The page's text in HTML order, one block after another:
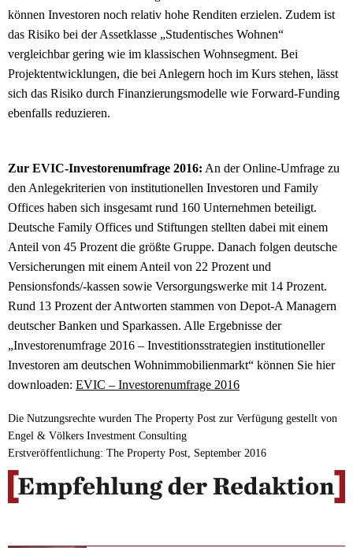
können Investoren noch relativ hohe Renditen erzielen. Zudem ist
das Risiko bei der Assetklasse „Studentisches Wohnen“
vergleichbar gering wie im klassischen Wohnsegment. Bei
Projektentwicklungen, die bei Anlegern hoch im Kurs stehen, lässt
sich das Risiko durch Finanzierungsmodelle wie Forward-Funding
ebenfalls reduzieren.
Zur EVIC-Investorenumfrage 2016: An der Online-Umfrage zu
den Anlegekriterien von institutionellen Investoren und Family
Offices haben sich insgesamt rund 160 Unternehmen beteiligt.
Deutsche Family Offices und Stiftungen stellten dabei mit einem
Anteil von 45 Prozent die größte Gruppe. Danach folgen deutsche
Versicherungen mit einem Anteil von 22 Prozent und
Pensionsfonds/-kassen sowie Versorgungswerke mit 14 Prozent.
Rund 13 Prozent der Antworten stammen von Depot-A Managern
deutscher Banken und Sparkassen. Alle Ergebnisse der
„Investorenumfrage 2016 – Investitionsstrategien institutioneller
Investoren am deutschen Wohnimmobilienmarkt“ können Sie hier
downloaden: EVIC – Investorenumfrage 2016
Die Nutzungsrechte wurden The Property Post zur Verfügung gestellt von
Engel & Völkers Investment Consulting
Erstveröffentlichung: The Property Post, September 2016